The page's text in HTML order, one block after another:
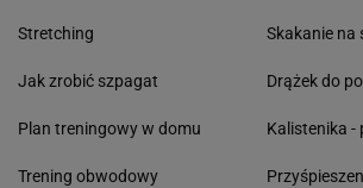
Stretching
Jak zrobić szpagat
Plan treningowy w domu
Trening obwodowy
Skakanie na
Drążek do
Kalistenika -